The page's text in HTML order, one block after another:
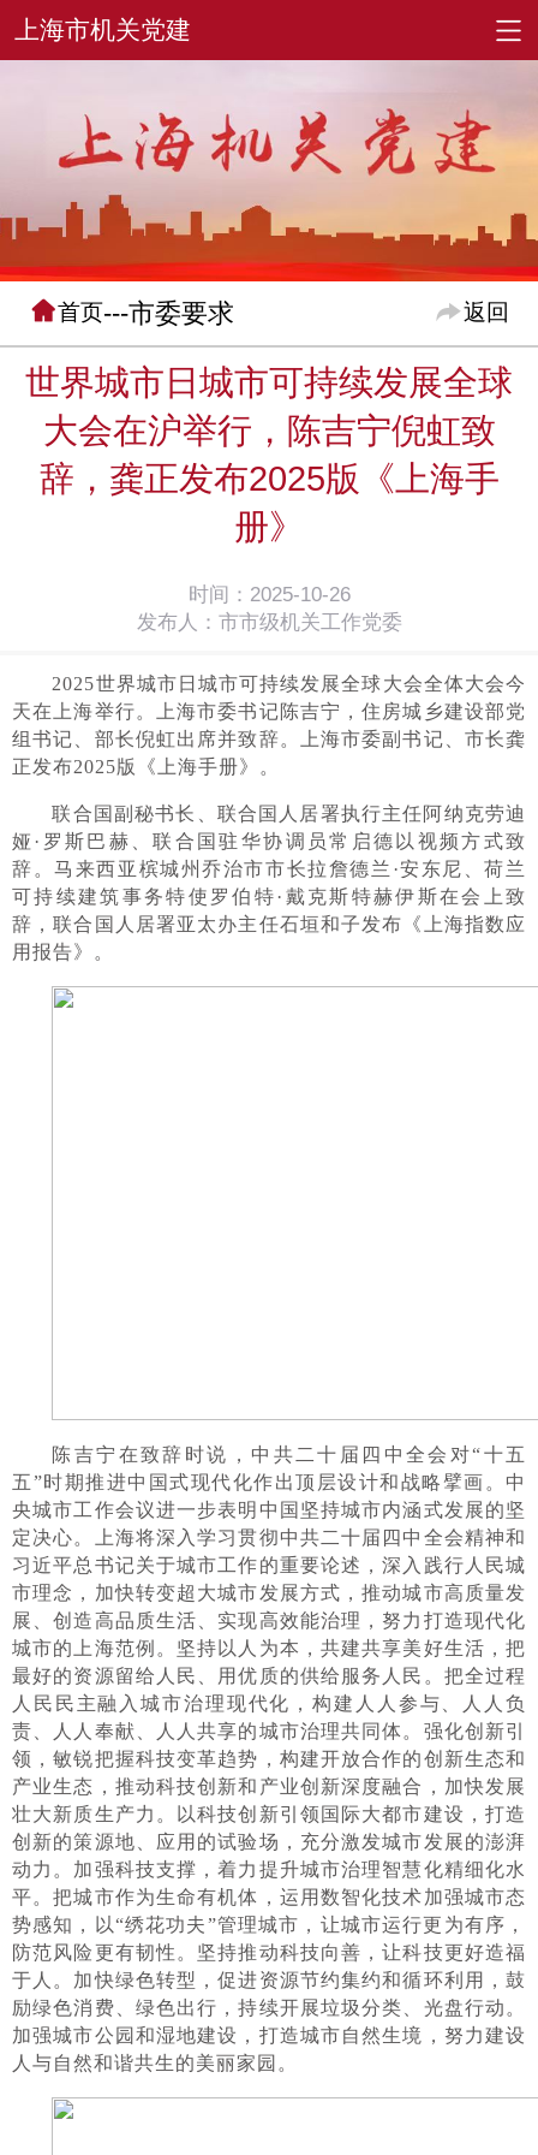
首页---市委要求 返回
世界城市日城市可持续发展全球
大会在沪举行，陈吉宁倪虹致
辞，龚正发布2025版《上海手
册》
时间：2025-10-26
发布人：市市级机关工作党委
2025世界城市日城市可持续发展全球大会全体大会今
天在上海举行。上海市委书记陈吉宁，住房城乡建设部党
组书记、部长倪虹出席并致辞。上海市委副书记、市长龚
正发布2025版《上海手册》。
联合国副秘书长、联合国人居署执行主任阿纳克劳迪
娅·罗斯巴赫、联合国驻华协调员常启德以视频方式致
辞。马来西亚槟城州乔治市市长拉詹德兰·安东尼、荷兰
可持续建筑事务特使罗伯特·戴克斯特赫伊斯在会上致
辞，联合国人居署亚太办主任石垣和子发布《上海指数应
用报告》。
陈吉宁在致辞时说，中共二十届四中全会对“十五
五”时期推进中国式现代化作出顶层设计和战略擘画。中
央城市工作会议进一步表明中国坚持城市内涵式发展的坚
定决心。上海将深入学习贯彻中共二十届四中全会精神和
习近平总书记关于城市工作的重要论述，深入践行人民城
市理念，加快转变超大城市发展方式，推动城市高质量发
展、创造高品质生活、实现高效能治理，努力打造现代化
城市的上海范例。坚持以人为本，共建共享美好生活，把
最好的资源留给人民、用优质的供给服务人民。把全过程
人民民主融入城市治理现代化，构建人人参与、人人负
责、人人奉献、人人共享的城市治理共同体。强化创新引
领，敏锐把握科技变革趋势，构建开放合作的创新生态和
产业生态，推动科技创新和产业创新深度融合，加快发展
壮大新质生产力。以科技创新引领国际大都市建设，打造
创新的策源地、应用的试验场，充分激发城市发展的澎湃
动力。加强科技支撑，着力提升城市治理智慧化精细化水
平。把城市作为生命有机体，运用数智化技术加强城市态
势感知，以“绣花功夫”管理城市，让城市运行更为有序，
防范风险更有韧性。坚持推动科技向善，让科技更好造福
于人。加快绿色转型，促进资源节约集约和循环利用，鼓
励绿色消费、绿色出行，持续开展垃圾分类、光盘行动。
加强城市公园和湿地建设，打造城市自然生境，努力建设
人与自然和谐共生的美丽家园。